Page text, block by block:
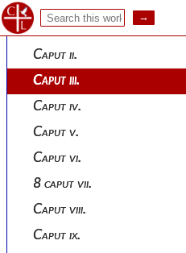
1 caput primum.
Caput ii.
Caput iii.
Caput iv.
Caput v.
Caput vi.
8 caput vii.
Caput viii.
Caput ix.